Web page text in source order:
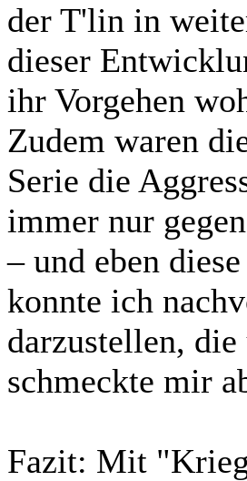
der T'lin in
dieser
ihr Vorgehen
Zudem waren
Serie die
immer nur
– und eben
konnte ich
darzustellen,
schmeckte mir
Fazit: Mit "Krieg